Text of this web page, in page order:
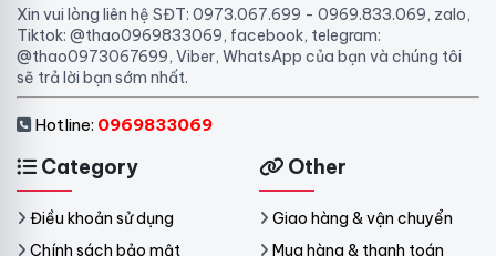
Xin vui lòng liên hệ SĐT: 0973.067.699 - 0969.833.069, zalo,
Tiktok: @thao0969833069, facebook, telegram:
@thao0973067699, Viber, WhatsApp của bạn và chúng tôi
sẽ trả lời bạn sớm nhất.
Hotline: 0969833069
Category
Điều khoản sử dụng
Chính sách bảo mật
Other
Giao hàng & vận chuyển
Mua hàng & thanh toán